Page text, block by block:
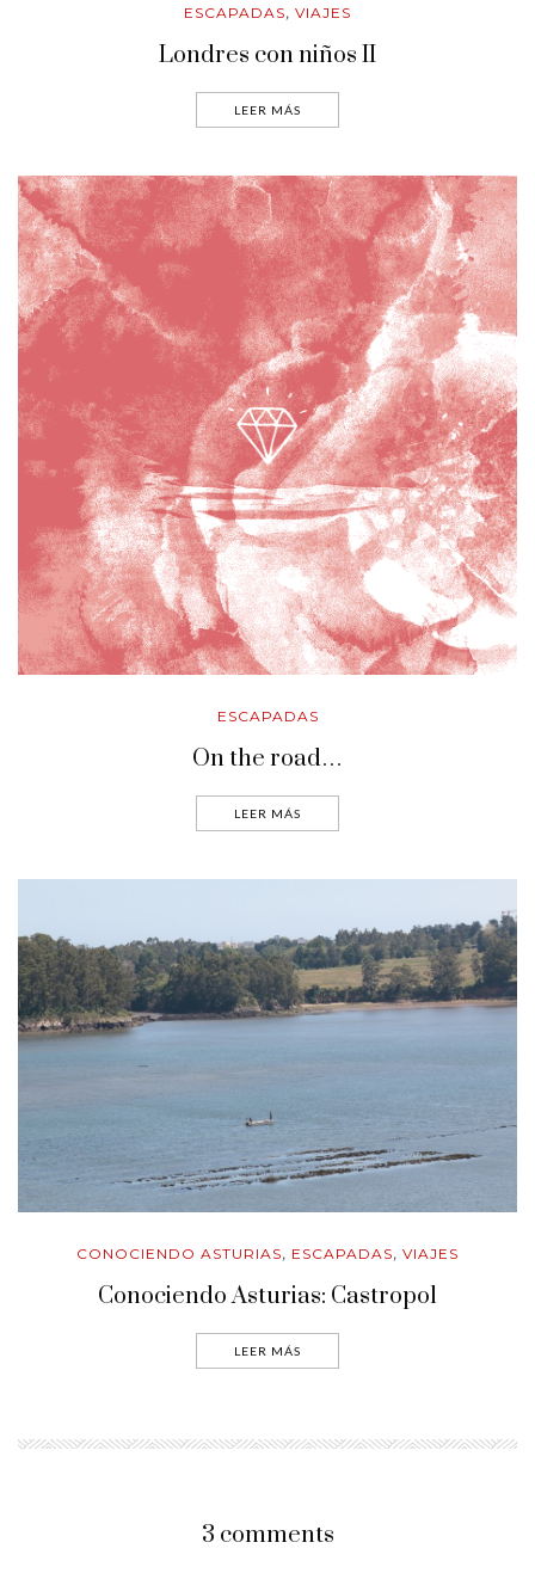
ESCAPADAS, VIAJES
Londres con niños II
LEER MÁS
ESCAPADAS
On the road…
LEER MÁS
CONOCIENDO ASTURIAS, ESCAPADAS, VIAJES
Conociendo Asturias: Castropol
LEER MÁS
3 comments